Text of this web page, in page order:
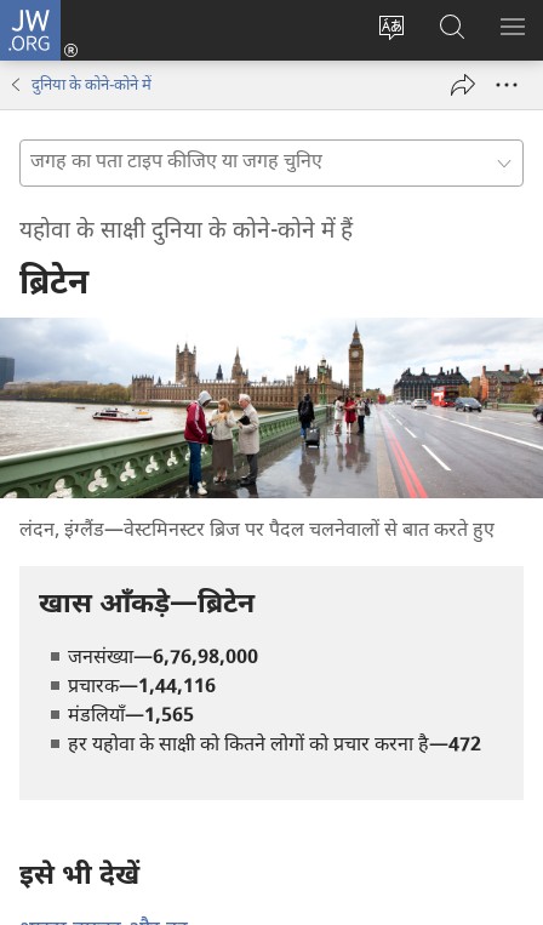
JW.ORG
वेबसाइट
लॉग-
इन
JW.ORG
पर
खोजें
मैन्यू
दुनिया के कोने-कोने में
जगह
का
पता
टाइप
कीजिए
जगह
चुनिए
यहोवा के साक्षी दुनिया के कोने-कोने में हैं
ब्रिटेन
लंदन, इंग्लैंड—वेस्टमिनस्टर ब्रिज पर पैदल चलनेवालों से बात करते हुए
खास आँकड़े—ब्रिटेन
जनसंख्या—6,76,98,000
प्रचारक—1,44,116
मंडलियाँ—1,565
हर यहोवा के साक्षी को कितने लोगों को प्रचार करना है—472
इसे भी देखें